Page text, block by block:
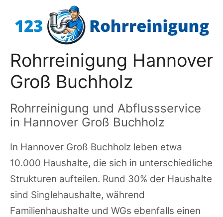
Inhalt
Rohrreinigung Hannover
Groß Buchholz
Rohrreinigung und Abflussservice
in Hannover Groß Buchholz
In Hannover Groß Buchholz leben etwa
10.000 Haushalte, die sich in unterschiedliche
Strukturen aufteilen. Rund 30% der Haushalte
sind Singlehaushalte, während
Familienhaushalte und WGs ebenfalls einen